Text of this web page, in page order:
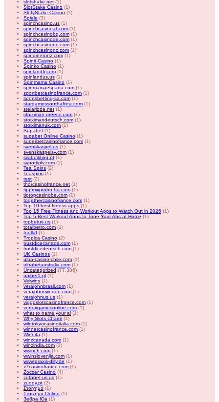
slotshake.net (1)
SlotStake Casino (1)
SlotyStake Casino (1)
Spiele (3)
spinchcasino.us (1)
spinchcasinoat.com (1)
spinchcasinobg.com (1)
spinchcasinode.com (1)
spinchcasinono.com (1)
spinchcasinonz.com (1)
spindineronz.com (1)
Spinit Casino (1)
Spinko Casino (1)
spinlandfi.com (1)
spinlandus.us (1)
Spinmama Casino (1)
spinmamaespana.com (1)
sportbetcasinofrance.com (1)
sportsbetting-sa.com (1)
stargamessouthafrica.com (1)
stelariode.net (1)
stoiximan-greece.com (1)
stoiximandeutsch.com (1)
stoiximanuk.com (1)
Supabet (1)
supabet Online Casino (1)
superbetcasinofrance.com (1)
svenskaspel.us (1)
svenskaspelsv.com (1)
swtbuilding.pt (1)
synottiplv.com (1)
Tea Spins (2)
Teaspins (1)
test (2)
thorcasinofrance.net (1)
tippmixprohu-hu.com (1)
tiptopcasinobe.com (1)
togethercasinofrance.com (1)
Top 10 best fitness apps (1)
Top 15 Free Fitness and Workout Apps to Watch Out in 2026 (1)
Top 5 Best Workout Apps to Tone Your Abs at Home (1)
topbetus.us (1)
totalbetro.com (1)
toullaf (1)
Tropica Casino (2)
trustdicecanada.com (1)
trustdicedeutsch.com (1)
UK Casinos (1)
ultra-casino-chile.com (1)
ultrabetaustralia.com (1)
Uncategorized (77.386)
unibet1.pl (1)
Velwins (1)
verajohnbrasil.com (1)
verajohnsweden.com (1)
verajohnus.us (1)
viggoslotscasinofrance.com (1)
vortexgamesonline.com (1)
what to name your ai (1)
Why Slots Charm (1)
wildtokyocasinoitalia.com (1)
winnercasinofrance.com (1)
Winnita (1)
winzcanada.com (1)
winzindia.com (1)
wwinch.com (1)
wwinslovenija.com (1)
www.praxis-dilly.de (1)
x7casinofrance.com (1)
Zoccer Casino (4)
zotabet-us.us (1)
zuddy.pt (2)
Στοίχημα (1)
Στοίχημα Online (1)
Зебра Юа (1)